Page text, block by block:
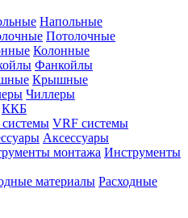
Напольные
Потолочные
Колонные
Фанкойлы
Крышные
Чиллеры
ККБ
VRF системы
Аксессуары
Инструменты
Расходные